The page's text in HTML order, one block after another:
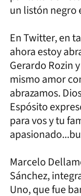
un listón negro
En Twitter, en
ahora estoy
Gerardo Rozin
mismo amor
abrazamos.
Espósito
para vos y tu
Marcelo
Sánchez,
Uno, que fue